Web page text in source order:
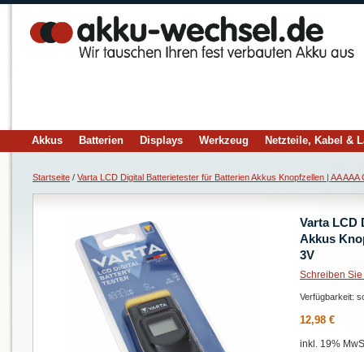
Akkus Batterien Displays Werkzeug Netzteile, Kabel &
Startseite / Varta LCD Digital Batterietester für Batterien Akkus Knopfzellen | AA AAA
Varta LCD
Akkus
3V
Schreiben
Verfügbarkeit:
12,98 €
inkl. 19%